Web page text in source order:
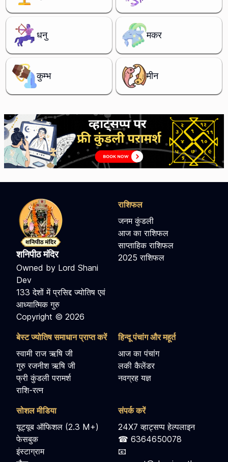
धनु मकर
कुम्भ मीन
शनिपीठ मंदिर
Owned by Lord Shani
Dev
133 देशों में प्रसिद्द ज्योतिष एवं
आध्यात्मिक गुरु
Copyright © 2026
राशिफल
जनम कुंडली
आज का राशिफल
साप्ताहिक राशिफल
2025 राशिफल
बेस्ट ज्योतिष समाधान प्राप्त करें
स्वामी राज ऋषि जी
गुरु रजनीश ऋषि जी
फ्री कुंडली परामर्श
राशि-रत्न
हिन्दू पंचांग और महूर्त
आज का पंचांग
लकी कैलेंडर
नवग्रह यज्ञ
सोशल मीडिया
यूट्यूब ऑफिशल (2.3 M+)
फेसबुक
इंस्टाग्राम
संपर्क करें
24X7 व्हाट्सप्प हेल्पलाइन
☎ 6364650078
📧